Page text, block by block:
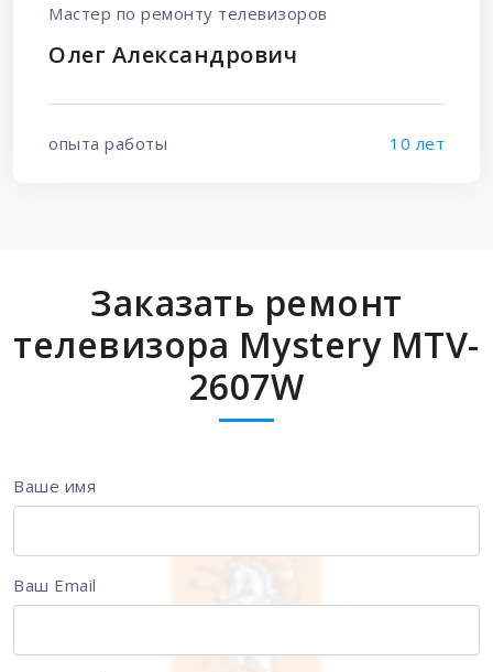
Мастер по ремонту телевизоров
Олег Александрович
опыта работы 10 лет
Заказать ремонт
телевизора Mystery MTV-
2607W
Ваше имя
Ваш Email